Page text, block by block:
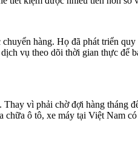
hàng. Họ đã phát triển
vụ theo dõi thời gian thực để
vì phải chờ đợi hàng tháng
ô tô, xe máy tại Việt Nam